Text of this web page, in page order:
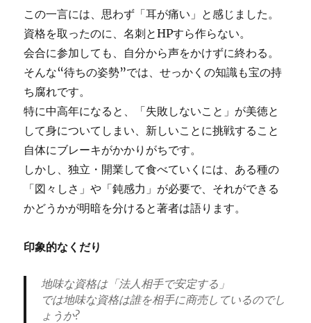
この一言には、思わず「耳が痛い」と感じました。
資格を取ったのに、名刺とHPすら作らない。
会合に参加しても、自分から声をかけずに終わる。
そんな“待ちの姿勢”では、せっかくの知識も宝の持
ち腐れです。
特に中高年になると、「失敗しないこと」が美徳と
して身についてしまい、新しいことに挑戦すること
自体にブレーキがかかりがちです。
しかし、独立・開業して食べていくには、ある種の
「図々しさ」や「鈍感力」が必要で、それができる
かどうかが明暗を分けると著者は語ります。
印象的なくだり
地味な資格は「法人相手で安定する」
では地味な資格は誰を相手に商売しているのでし
ょうか?